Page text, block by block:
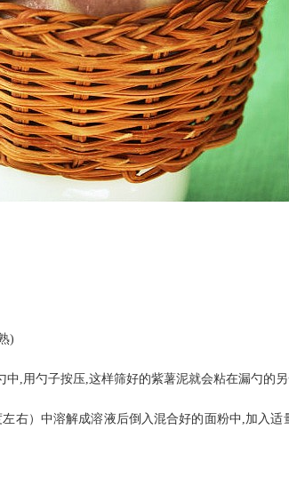
)
,用勺子按压,这样筛好的紫薯泥就会粘在漏勺的
右）中溶解成溶液后倒入混合好的面粉中,加入